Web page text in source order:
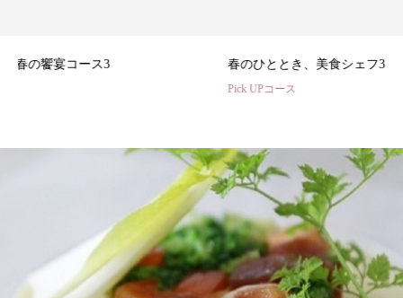
春のひととき、美食シェフ3名の特別コース